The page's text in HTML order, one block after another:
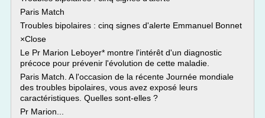
Paris Match
Troubles bipolaires : cinq signes d'alerte Emmanuel Bonnet
×Close
Le Pr Marion Leboyer* montre l'intérêt d'un diagnostic
précoce pour prévenir l'évolution de cette maladie.
Paris Match. A l'occasion de la récente Journée mondiale
des troubles bipolaires, vous avez exposé leurs
caractéristiques. Quelles sont-elles ?
Pr Marion...